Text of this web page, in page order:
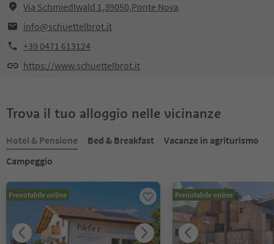
Via Schmiedlwald 1,39050,Ponte Nova
info@schuettelbrot.it
+39 0471 613124
https://www.schuettelbrot.it
Trova il tuo alloggio nelle vicinanze
Hotel & Pensione Bed & Breakfast
Vacanze in agriturismo
Campeggio
Prenotabile online Prenotabile online